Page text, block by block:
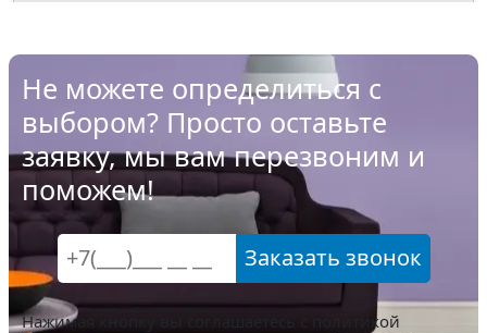
Не можете определиться с
выбором? Просто оставьте
заявку, мы вам перезвоним и
поможем!
Заказать звонок
Нажимая кнопку вы соглашаетесь с
политикой